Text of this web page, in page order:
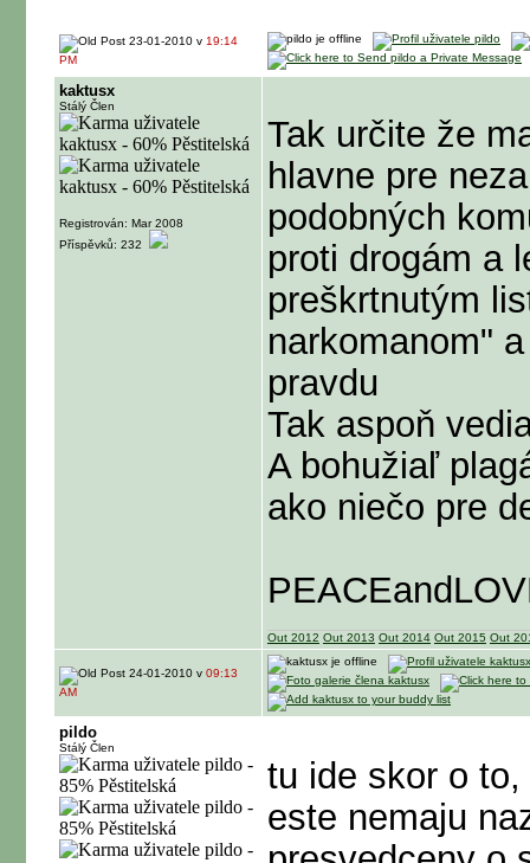
23-01-2010 v 19:14
PM
kaktusx
Stálý Člen
Registrován: Mar 2008
Příspěvků: 232
Tak určite že
hlavne pre
podobných
proti drogám a
preškrtnutým
narkomanom"
pravdu
Tak aspoň
A bohužiaľ
ako niečo pre
Out 2012 Out 2013 Out 2014 Out 2015 Out
24-01-2010 v 09:13
AM
pildo
Stálý Člen
tu ide skor o
este nemaju